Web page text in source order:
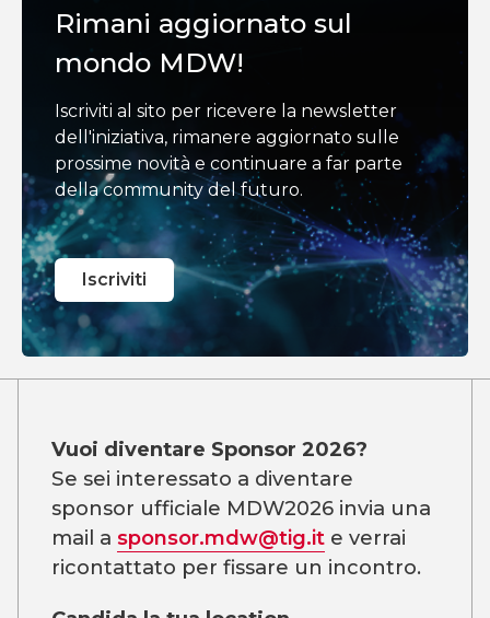
Rimani aggiornato sul
mondo MDW!
Iscriviti al sito per ricevere la newsletter
dell'iniziativa, rimanere aggiornato sulle
prossime novità e continuare a far parte
della community del futuro.
Iscriviti
Vuoi diventare Sponsor 2026?
Se sei interessato a diventare
sponsor ufficiale MDW2026 invia una
mail a sponsor.mdw@tig.it e verrai
ricontattato per fissare un incontro.